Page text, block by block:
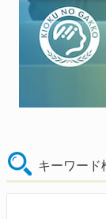
キーワード